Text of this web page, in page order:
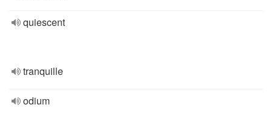
quiescent
tranquille
odium